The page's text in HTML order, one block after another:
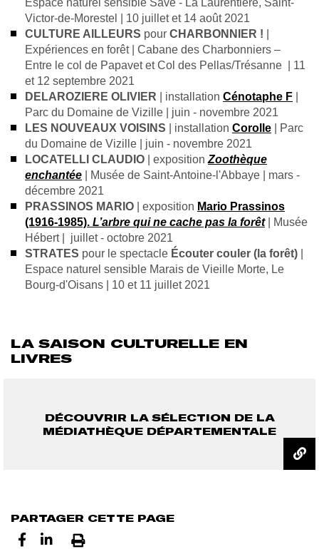
Victor-de-Morestel | 10 juillet et 14 août 2021
CULTURE AILLEURS pour CHARBONNIER !
Expériences en forêt | Cabane des Charbonniers –
Entre le col de Papavet et Col des Pellas/Trésanne | 11
et 12 septembre 2021
DELAROZIERE OLIVIER | installation Cénotaphe F
Parc du Domaine de Vizille | juin - novembre 2021
LES NOUVEAUX VOISINS
installation Corolle | Parc
du Domaine de Vizille | juin - novembre 2021
LOCATELLI CLAUDIO
| exposition Zoothèque
enchantée
| Musée de Saint-Antoine-l'Abbaye | mars -
décembre 2021
PRASSINOS MARIO | exposition Mario Prassinos
(1916-1985). L’arbre qui ne cache pas la forêt
| Musée
Hébert | juillet - octobre 2021
STRATES pour le spectacle Écouter couler (la forêt)
Espace naturel sensible Marais de Vieille Morte, Le
Bourg-d'Oisans | 10 et 11 juillet 2021
LA SAISON CULTURELLE EN
LIVRES
DÉCOUVRIR LA SÉLECTION DE LA
MÉDIATHÈQUE DÉPARTEMENTALE
PARTAGER CETTE PAGE
Imprimer